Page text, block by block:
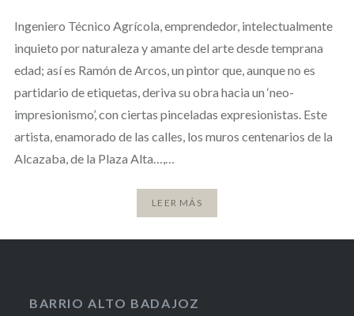
Ingeniero Técnico Agrícola, emprendedor, intelectualmente
inquieto por naturaleza y amante del arte desde temprana
edad; así es Ramón de Arcos, un pintor que, aunque no es
partidario de etiquetas, deriva su obra hacia un ‘neo-
impresionismo’, con ciertas pinceladas expresionistas. Este
artista, enamorado de las calles, los muros centenarios de la
Alcazaba, de la Plaza Alta…,…
LEER MÁS
BARRIO ALTO BADAJOZ